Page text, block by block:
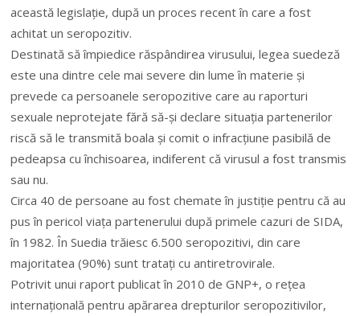
această legislaţie, după un proces recent în care a fost
achitat un seropozitiv.
Destinată să împiedice răspândirea virusului, legea suedeză
este una dintre cele mai severe din lume în materie şi
prevede ca persoanele seropozitive care au raporturi
sexuale neprotejate fără să-şi declare situaţia partenerilor
riscă să le transmită boala şi comit o infracţiune pasibilă de
pedeapsa cu închisoarea, indiferent că virusul a fost transmis
sau nu.
Circa 40 de persoane au fost chemate în justiţie pentru că au
pus în pericol viaţa partenerului după primele cazuri de SIDA,
în 1982. În Suedia trăiesc 6.500 seropozitivi, din care
majoritatea (90%) sunt trataţi cu antiretrovirale.
Potrivit unui raport publicat în 2010 de GNP+, o reţea
internaţională pentru apărarea drepturilor seropozitivilor,